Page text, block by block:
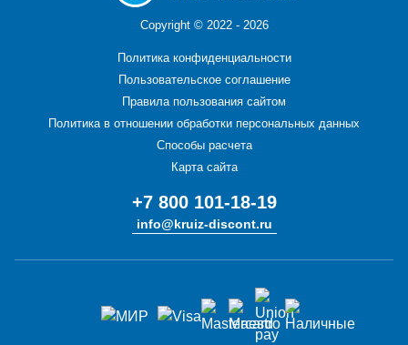
Copyright © 2022 - 2026
Политика конфиденциальности
Пользовательское соглашение
Правила пользования сайтом
Политика в отношении обработки персональных данных
Способы расчета
Карта сайта
+7 800 101-18-19
info@kruiz-discont.ru